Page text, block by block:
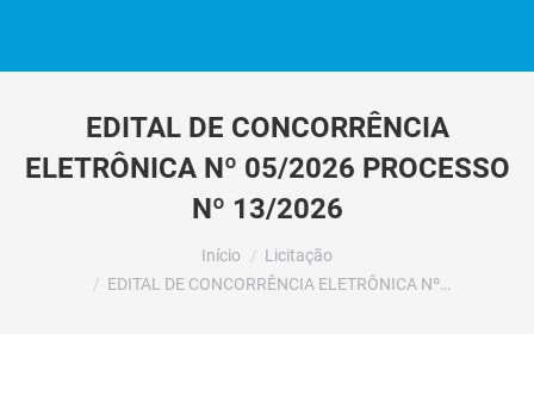
EDITAL DE CONCORRÊNCIA
ELETRÔNICA Nº 05/2026 PROCESSO
Nº 13/2026
Início
Licitação
EDITAL DE CONCORRÊNCIA ELETRÔNICA Nº…